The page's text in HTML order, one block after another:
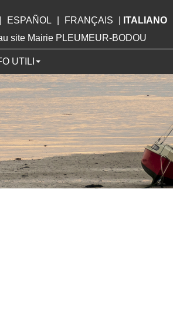
ESPAÑOL FRANÇAIS
ITALIANO
site Mairie PLEUMEUR-BODOU
UTILI